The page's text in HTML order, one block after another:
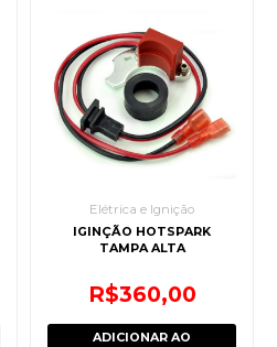
Elétrica e Ignição
IGINÇÃO HOTSPARK
TAMPA ALTA
R$360,00
ADICIONAR AO